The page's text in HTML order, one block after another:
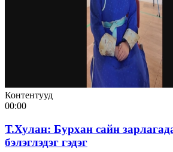
Контентууд
00:00
Т.Хулан: Бурхан сайн
бэлэглэдэг гэдэг